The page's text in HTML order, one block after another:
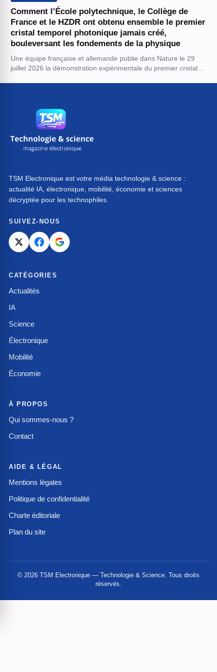
Comment l’École polytechnique, le Collège de
France et le HZDR ont obtenu ensemble le premier
cristal temporel photonique jamais créé,
bouleversant les fondements de la physique
Une équipe française et allemande publie dans Nature le 29
juillet 2026 la démonstration expérimentale du premier cristal…
TSM Electronique est votre média technologie & science :
actualité IA, électronique, mobilité, économie et sciences
décryptée pour les technophiles.
SUIVEZ-NOUS
CATÉGORIES
Actualités
IA
Science
Électronique
Mobilité
Économie
À PROPOS
Qui sommes-nous ?
Contact
AIDE & LÉGAL
Mentions légales
Politique de confidentialité
Charte éditoriale
Plan du site
© 2026 TSM Electronique — Technologie & Science. Tous droits
réservés.